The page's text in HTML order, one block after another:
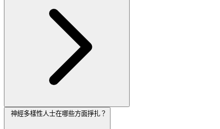
神經多樣性人士在哪些方面掙扎？